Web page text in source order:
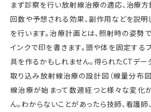
まず診察を行い放射線治療の適応、治療方
回数や予想される効果、副作用などを説明
を行います。治療計画とは、照射時の姿勢
インクで印を書きます。頭や体を固定する
具を作るかもしれません。得られたCTデー
取り込み放射線治療の設計図（線量分布図
線治療が始まって数週経つと様々な変化
ん。わからないことがあったら技師、看護